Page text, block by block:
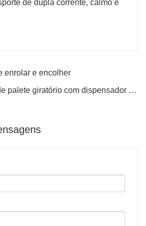
de dupla corrente, calmo e
enrolar e encolher
Próximo : Invólucro de palete giratório com dispensador de folhas